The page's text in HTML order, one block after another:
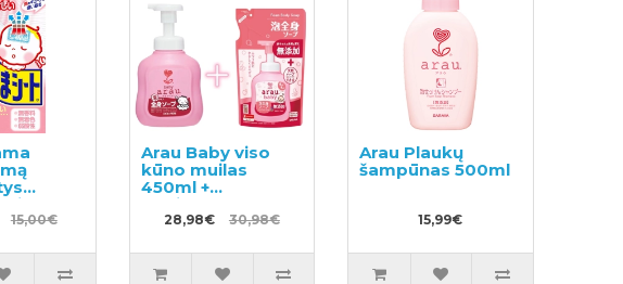
15,00€
Arau Baby viso
kūno muilas
450ml +
papildymas
400ml
28,98€ 30,98€
Arau Plaukų
šampūnas 500ml
15,99€